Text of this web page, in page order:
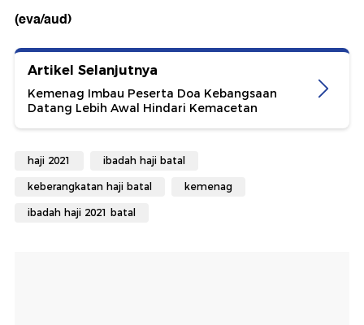
(eva/aud)
Artikel Selanjutnya
Kemenag Imbau Peserta Doa Kebangsaan
Datang Lebih Awal Hindari Kemacetan
haji 2021 ibadah haji batal
keberangkatan haji batal kemenag
ibadah haji 2021 batal